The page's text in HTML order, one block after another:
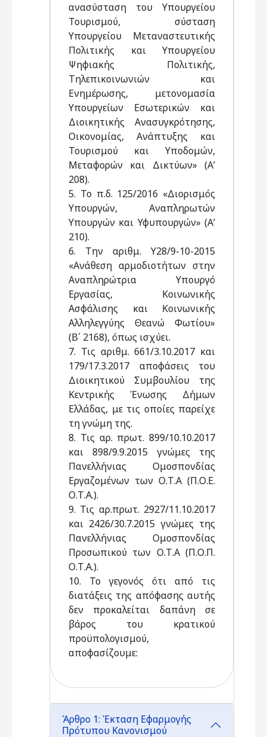
ανασύσταση του Υπουργείου
Τουρισμού, σύσταση
Υπουργείου Μεταναστευτικής
Πολιτικής και Υπουργείου
Ψηφιακής Πολιτικής,
Τηλεπικοινωνιών και
Ενημέρωσης, μετονομασία
Υπουργείων Εσωτερικών και
Διοικητικής Ανασυγκρότησης,
Οικονομίας, Ανάπτυξης και
Τουρισμού και Υποδομών,
Μεταφορών και Δικτύων» (Α’
208).
5. Το π.δ. 125/2016 «Διορισμός
Υπουργών, Αναπληρωτών
Υπουργών και Υφυπουργών» (Α’
210).
6. Την αριθμ. Υ28/9-10-2015
«Ανάθεση αρμοδιοτήτων στην
Αναπληρώτρια Υπουργό
Εργασίας, Κοινωνικής
Ασφάλισης και Κοινωνικής
Αλληλεγγύης Θεανώ Φωτίου»
(Β΄ 2168), όπως ισχύει.
7. Τις αριθμ. 661/3.10.2017 και
179/17.3.2017 αποφάσεις του
Διοικητικού Συμβουλίου της
Κεντρικής Ένωσης Δήμων
Ελλάδας, με τις οποίες παρείχε
τη γνώμη της.
8. Τις αρ. πρωτ. 899/10.10.2017
και 898/9.9.2015 γνώμες της
Πανελλήνιας Ομοσπονδίας
Εργαζομένων των Ο.Τ.Α (Π.Ο.Ε.
Ο.Τ.Α.).
9. Τις αρ.πρωτ. 2927/11.10.2017
και 2426/30.7.2015 γνώμες της
Πανελλήνιας Ομοσπονδίας
Προσωπικού των Ο.Τ.Α (Π.Ο.Π.
Ο.Τ.Α.).
10. Το γεγονός ότι από τις
διατάξεις της απόφασης αυτής
δεν προκαλείται δαπάνη σε
βάρος του κρατικού
προϋπολογισμού,
αποφασίζουμε:
Άρθρο 1: Έκταση Εφαρμογής
Πρότυπου Κανονισμού